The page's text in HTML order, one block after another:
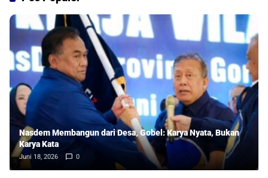
Nasdem Membangun dari Desa, Gobel: Karya Nyata, Bukan
Karya Kata
Juni 18, 2026 0